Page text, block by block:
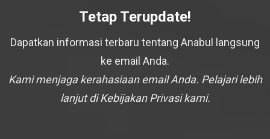
Tetap Terupdate!
Dapatkan informasi terbaru tentang Anabul langsung
ke email Anda.
Kami menjaga kerahasiaan email Anda. Pelajari lebih
lanjut di Kebijakan Privasi kami.